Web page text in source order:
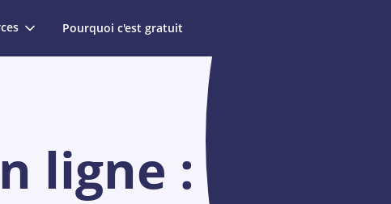
Pourquoi c'est gratuit
ligne :